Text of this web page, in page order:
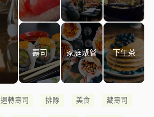
壽司 家庭聚餐 下午茶
迴轉壽司 排隊 美食 藏壽司